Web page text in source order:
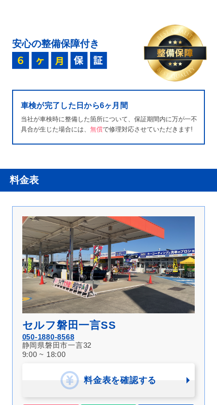
安心の整備保障付き
車検が完了した日から6ヶ月間
当社が車検時に整備した箇所について、保証期間内に万が一不
具合が生じた場合には、 無償で修理対応させていただきます!
料金表
セルフ磐田一言SS
050-1880-8568
静岡県磐田市一言32
9:00 ~ 18:00
料金表を確認する